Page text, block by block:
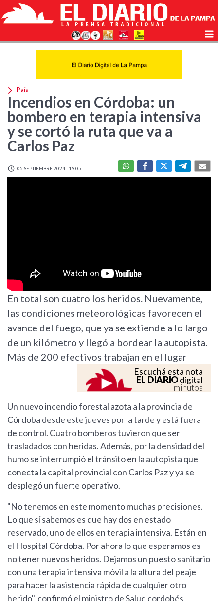
País
Incendios en Córdoba: un
bombero en terapia intensiva
y se cortó la ruta que va a
Carlos Paz
05 SEPTIEMBRE 2024 - 19:05
En total son cuatro los heridos. Nuevamente,
las condiciones meteorológicas favorecen el
avance del fuego, que ya se extiende a lo largo
de un kilómetro y llegó a bordear la autopista.
Más de 200 efectivos trabajan en el lugar
Escuchá esta nota
EL DIARIOdigital
minutos
Un nuevo incendio forestal azota a la provincia de
Córdoba desde este jueves por la tarde y está fuera
de control. Cuatro bomberos tuvieron que ser
trasladados con heridas. Además, por la densidad del
humo se interrumpió el tránsito en la autopista que
conecta la capital provincial con Carlos Paz y ya se
desplegó un fuerte operativo.
"No tenemos en este momento muchas precisiones.
Lo que sí sabemos es que hay dos en estado
reservado, uno de ellos en terapia intensiva. Están en
el Hospital Córdoba. Por ahora lo que esperamos es
no tener nuevos heridos. Dejamos un puesto sanitario
con una terapia intensiva móvil a la altura del peaje
para hacer la asistencia rápida de cualquier otro
herido", confirmó el ministro de Salud cordobés,